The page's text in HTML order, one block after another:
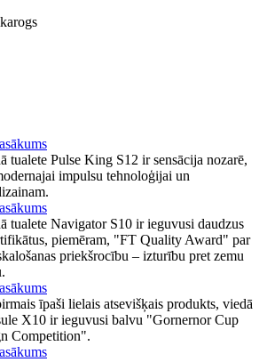
tualete Pulse King S12 ir sensācija nozarē,
impulsu tehnoloģijai un
tualete Navigator S10 ir ieguvusi daudzus
piemēram, "FT Quality Award" par
priekšrocību – izturību pret zemu
īpaši lielais atsevišķais produkts, viedā
X10 ir ieguvusi balvu "Gornernor Cup
Competition".